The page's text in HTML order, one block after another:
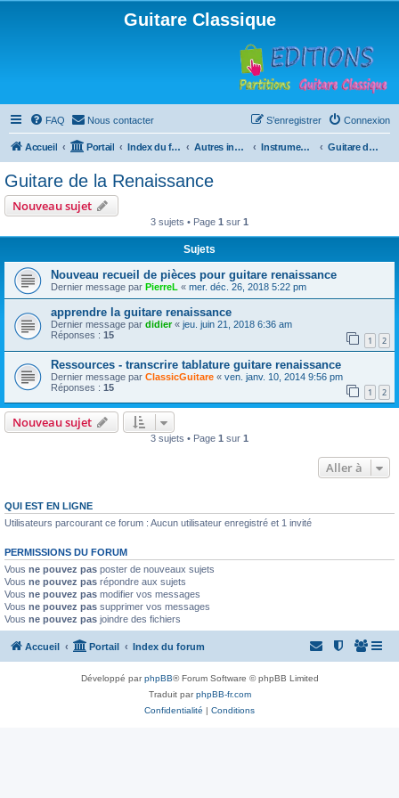
Guitare Classique
FAQ Nous contacter Connexion
S’enregistrer
Accueil Portail Index du forum Autres instruments à cordes pincées, ou styles Instruments anciens Guitare de la Renaissance
Guitare de la Renaissance
Nouveau sujet
3 sujets • Page 1 sur 1
Sujets
Nouveau recueil de pièces pour guitare renaissance
Dernier message par PierreL « mer. déc. 26, 2018 5:22 pm
apprendre la guitare renaissance
Dernier message par didier« jeu. juin 21, 2018 6:36 am
Réponses : 15 1 2
Ressources - transcrire tablature guitare renaissance
Dernier message par ClassicGuitare « ven. janv. 10, 2014 9:56 pm
Réponses : 15 1 2
Nouveau sujet
3 sujets • Page 1 sur 1
Aller à
QUI EST EN LIGNE
Utilisateurs parcourant ce forum : Aucun utilisateur enregistré et 1 invité
PERMISSIONS DU FORUM
Vous ne pouvez pas poster de nouveaux sujets
Vous ne pouvez pas répondre aux sujets
Vous ne pouvez pas modifier vos messages
Vous ne pouvez pas supprimer vos messages
Vous ne pouvez pas joindre des fichiers
Accueil Portail Index du forum
Développé parphpBB® Forum Software © phpBB Limited
Traduit parphpBB-fr.com
Confidentialité | Conditions